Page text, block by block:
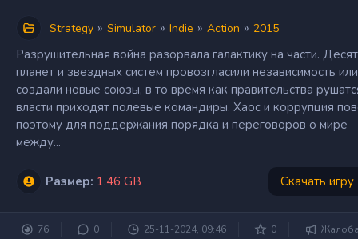
Strategy » Simulator » Indie » Action » 2015
Разрушительная война разорвала галактику на части.
планет и звездных систем провозгласили независимость или
создали новые союзы, в то время как правительства
власти приходят полевые командиры. Хаос и коррупция
поэтому для поддержания порядка и переговоров о мире
между...
Размер: 1.46 GB Скачать игру
76 0 25-11-2024, 09:46 0